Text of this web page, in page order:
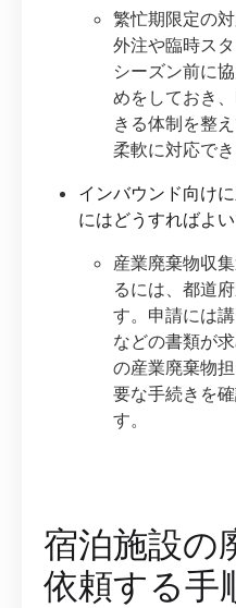
繁忙期限定の
外注や臨時ス
シーズン前に
めをしておき
きる体制を整
柔軟に対応でき
インバウンド向け
にはどうすればよ
産業廃棄物収
るには、都道
す。申請には
などの書類が
の産業廃棄物
要な手続きを
す。
宿泊施設の
依頼する手